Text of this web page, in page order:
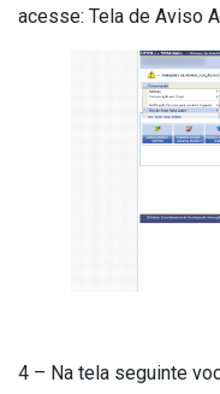
acesse: Tela de Aviso
4 – Na tela seguinte